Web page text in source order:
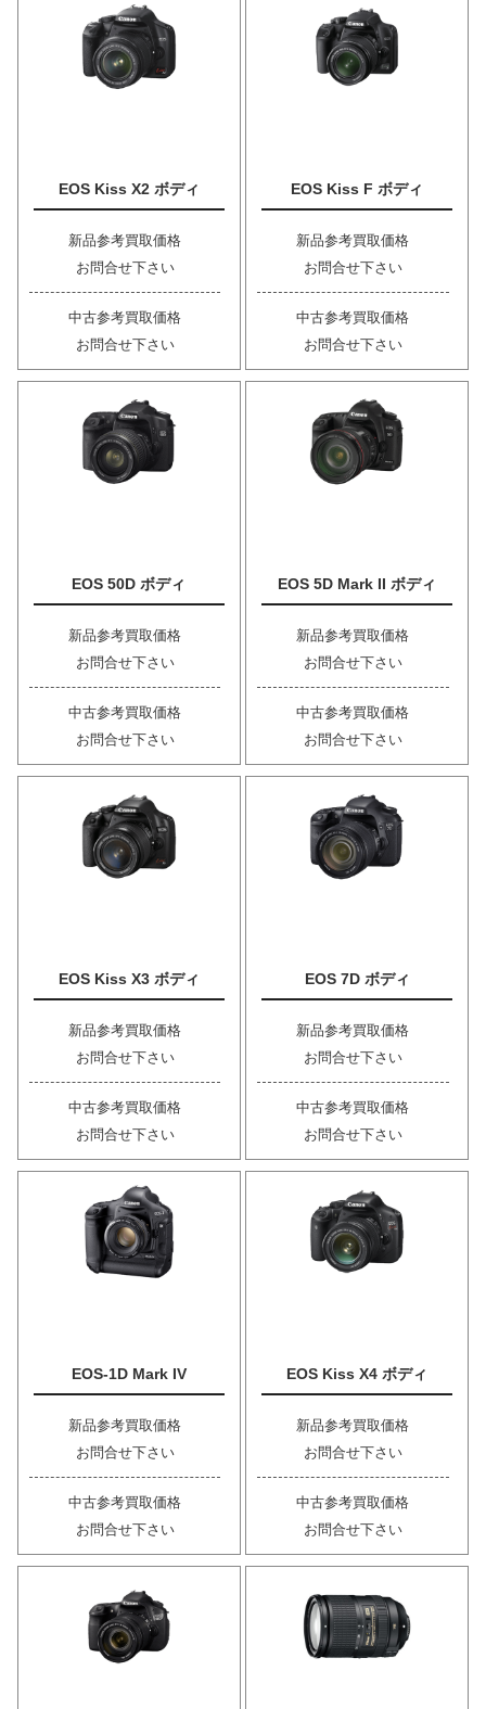
EOS Kiss X2 ボディ
新品参考買取価格
お問合せ下さい
中古参考買取価格
お問合せ下さい
EOS Kiss F ボディ
新品参考買取価格
お問合せ下さい
中古参考買取価格
お問合せ下さい
EOS 50D ボディ
新品参考買取価格
お問合せ下さい
中古参考買取価格
お問合せ下さい
EOS 5D Mark II ボディ
新品参考買取価格
お問合せ下さい
中古参考買取価格
お問合せ下さい
EOS Kiss X3 ボディ
新品参考買取価格
お問合せ下さい
中古参考買取価格
お問合せ下さい
EOS 7D ボディ
新品参考買取価格
お問合せ下さい
中古参考買取価格
お問合せ下さい
EOS-1D Mark IV
新品参考買取価格
お問合せ下さい
中古参考買取価格
お問合せ下さい
EOS Kiss X4 ボディ
新品参考買取価格
お問合せ下さい
中古参考買取価格
お問合せ下さい